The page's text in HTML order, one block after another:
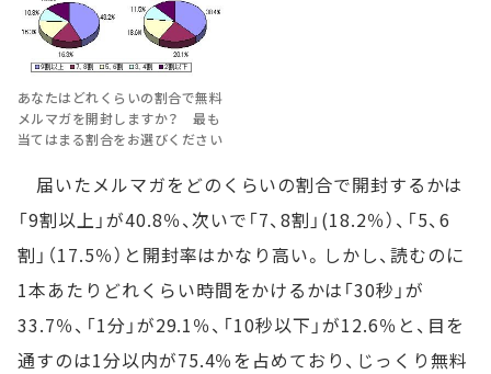
あなたはどれくらいの割合で無料
メルマガを開封しますか？ 最も
当てはまる割合をお選びください
届いたメルマガをどのくらいの割合で開封するかは
「9割以上」が40.8％、次いで「7、8割」(18.2％）、「5、6
割」（17.5％）と開封率はかなり高い。しかし、読むのに
1本あたりどれくらい時間をかけるかは「30秒」が
33.7％、「1分」が29.1％、「10秒以下」が12.6％と、目を
通すのは1分以内が75.4％を占めており、じっくり無料